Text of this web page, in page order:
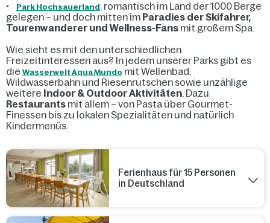
•
Park Hochsauerland: romantisch im Land der 1000 Berge
gelegen – und doch mitten im Paradies der Skifahrer,
Tourenwanderer und Wellness-Fans mit großem Spa.
Wie sieht es mit den unterschiedlichen
Freizeitinteressen aus? In jedem unserer Parks gibt es
die Wasserwelt Aqua Mundo mit Wellenbad,
Wildwasserbahn und Riesenrutschen sowie unzählige
weitere Indoor & Outdoor Aktivitäten. Dazu
Restaurants mit allem – von Pasta über Gourmet-
Finessen bis zu lokalen Spezialitäten und natürlich
Kindermenüs.
Ferienhaus für 15 Personen
in Deutschland